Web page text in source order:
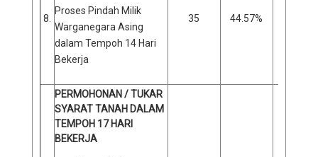
8.
Proses Pindah Milik
Warganegara Asing
dalam Tempoh 14 Hari
Bekerja
35 44.57%
PERMOHONAN / TUKAR
SYARAT TANAH DALAM
TEMPOH 17 HARI
BEKERJA